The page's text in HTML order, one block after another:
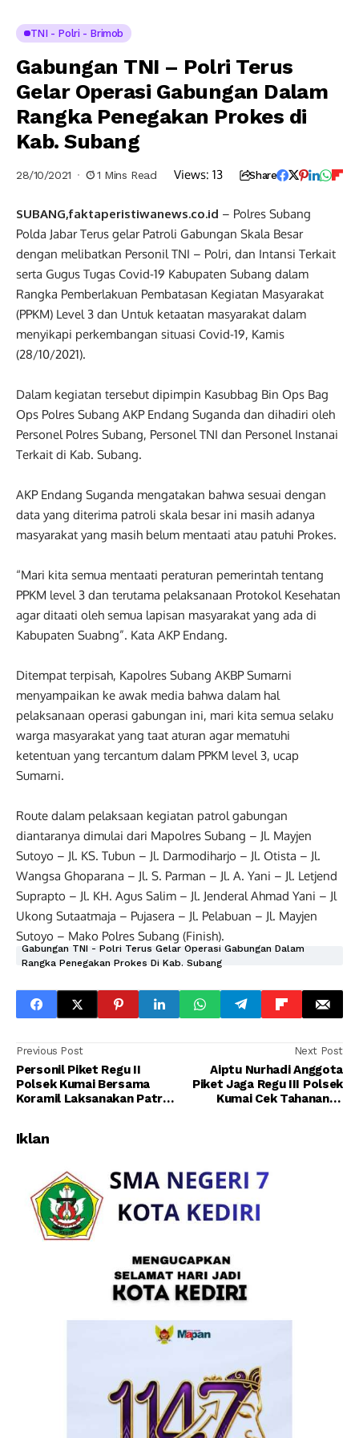
TNI - Polri - Brimob
Gabungan TNI – Polri Terus
Gelar Operasi Gabungan Dalam
Rangka Penegakan Prokes di
Kab. Subang
28/10/2021 1 Mins Read Views: 13 Share
SUBANG,faktaperistiwanews.co.id – Polres Subang
Polda Jabar Terus gelar Patroli Gabungan Skala Besar
dengan melibatkan Personil TNI – Polri, dan Intansi Terkait
serta Gugus Tugas Covid-19 Kabupaten Subang dalam
Rangka Pemberlakuan Pembatasan Kegiatan Masyarakat
(PPKM) Level 3 dan Untuk ketaatan masyarakat dalam
menyikapi perkembangan situasi Covid-19, Kamis
(28/10/2021).
Dalam kegiatan tersebut dipimpin Kasubbag Bin Ops Bag
Ops Polres Subang AKP Endang Suganda dan dihadiri oleh
Personel Polres Subang, Personel TNI dan Personel Instanai
Terkait di Kab. Subang.
AKP Endang Suganda mengatakan bahwa sesuai dengan
data yang diterima patroli skala besar ini masih adanya
masyarakat yang masih belum mentaati atau patuhi Prokes.
“Mari kita semua mentaati peraturan pemerintah tentang
PPKM level 3 dan terutama pelaksanaan Protokol Kesehatan
agar ditaati oleh semua lapisan masyarakat yang ada di
Kabupaten Suabng”. Kata AKP Endang.
Ditempat terpisah, Kapolres Subang AKBP Sumarni
menyampaikan ke awak media bahwa dalam hal
pelaksanaan operasi gabungan ini, mari kita semua selaku
warga masyarakat yang taat aturan agar mematuhi
ketentuan yang tercantum dalam PPKM level 3, ucap
Sumarni.
Route dalam pelaksaan kegiatan patrol gabungan
diantaranya dimulai dari Mapolres Subang – Jl. Mayjen
Sutoyo – Jl. KS. Tubun – Jl. Darmodiharjo – Jl. Otista – Jl.
Wangsa Ghoparana – Jl. S. Parman – Jl. A. Yani – Jl. Letjend
Suprapto – Jl. KH. Agus Salim – Jl. Jenderal Ahmad Yani – Jl
Ukong Sutaatmaja – Pujasera – Jl. Pelabuan – Jl. Mayjen
Sutoyo – Mako Polres Subang (Finish).
Gabungan TNI - Polri Terus Gelar Operasi Gabungan Dalam
Rangka Penegakan Prokes Di Kab. Subang
Previous Post
Personil Piket Regu II
Polsek Kumai Bersama
Koramil Laksanakan Patroli
Next Post
Aiptu Nurhadi Anggota
Piket Jaga Regu III Polsek
Kumai Cek Tahanan di
Iklan